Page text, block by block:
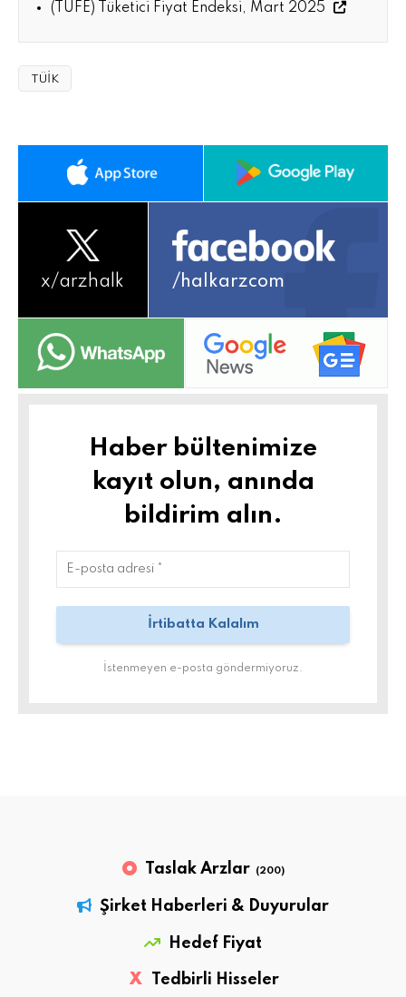
(TÜFE) Tüketici Fiyat Endeksi, Mart 2025
TÜİK
x/arzhalk /halkarzcom
Haber bültenimize
kayıt olun, anında
bildirim alın.
İstenmeyen e-posta göndermiyoruz.
Taslak Arzlar (200)
Şirket Haberleri & Duyurular
Hedef Fiyat
X Tedbirli Hisseler